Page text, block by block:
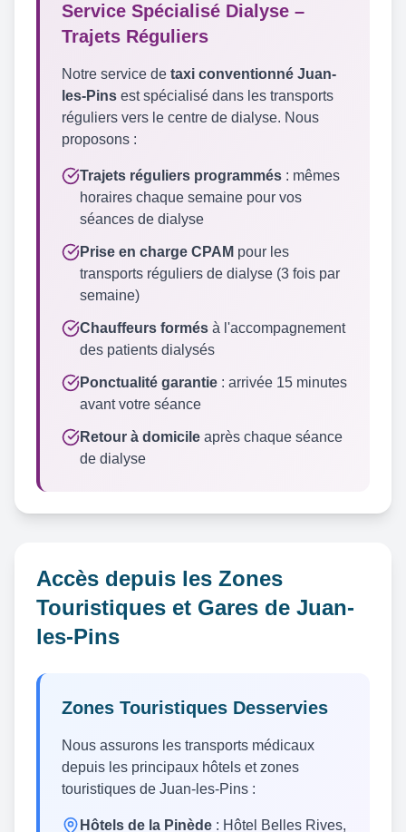
Service Spécialisé Dialyse –
Trajets Réguliers
Notre service de taxi conventionné Juan-
les-Pins est spécialisé dans les transports
réguliers vers le centre de dialyse. Nous
proposons :
Trajets réguliers programmés : mêmes
horaires chaque semaine pour vos
séances de dialyse
Prise en charge CPAM pour les
transports réguliers de dialyse (3 fois par
semaine)
Chauffeurs formés à l'accompagnement
des patients dialysés
Ponctualité garantie : arrivée 15 minutes
avant votre séance
Retour à domicile après chaque séance
de dialyse
Accès depuis les Zones
Touristiques et Gares de Juan-
les-Pins
Zones Touristiques Desservies
Nous assurons les transports médicaux
depuis les principaux hôtels et zones
touristiques de Juan-les-Pins :
Hôtels de la Pinède : Hôtel Belles Rives,